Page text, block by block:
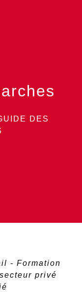
DES
- Formation
privé